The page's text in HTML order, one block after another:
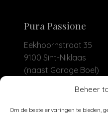
Beheer
Om de beste ervaringen te bieden,
Pura Passione
Eekhoornstraat 35
9100 Sint-Niklaas
(naast Garage Boel)
+32 479 93 04 30
info@purapassione.be